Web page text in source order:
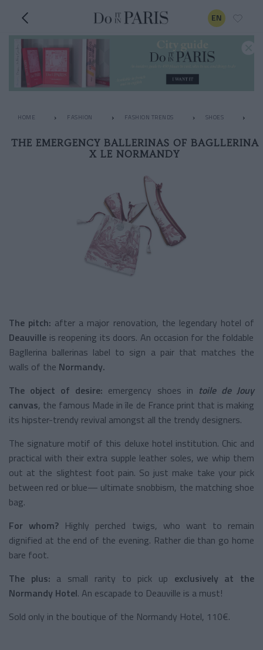
EN
HOME FASHION FASHION TRENDS SHOES
THE EMERGENCY BALLERINAS OF BAGLLERINA
X LE NORMANDY
The pitch: after a major renovation, the legendary hotel of
Deauville is reopening its doors. An occasion for the foldable
Bagllerina ballerinas label to sign a pair that matches the
walls of the Normandy.
The object of desire: emergency shoes in toile de Jouy
canvas, the famous Made in île de France print that is making
its hipster-trendy revival amongst all the trendy designers.
The signature motif of this deluxe hotel institution. Chic and
practical with their extra supple leather soles, we whip them
out at the slightest foot pain. So just make take your pick
between red or blue— ultimate snobbism, the matching shoe
bag.
For whom? Highly perched twigs, who want to remain
dignified at the end of the evening. Rather die than go home
bare foot.
The plus: a small rarity to pick up exclusively at the
Normandy Hotel. An escapade to Deauville is a must!
Sold only in the boutique of the Normandy Hotel, 110€.